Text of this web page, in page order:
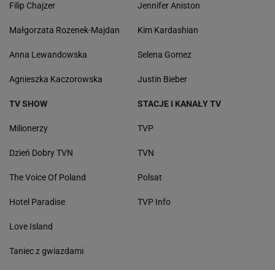
Filip Chajzer
Małgorzata Rozenek-Majdan
Anna Lewandowska
Agnieszka Kaczorowska
Jennifer Aniston
Kim Kardashian
Selena Gomez
Justin Bieber
TV SHOW
Milionerzy
Dzień Dobry TVN
The Voice Of Poland
Hotel Paradise
Love Island
Taniec z gwiazdami
STACJE I KANAŁY TV
TVP
TVN
Polsat
TVP Info